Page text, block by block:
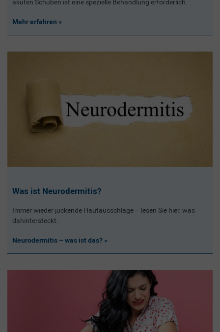
akuten Schüben ist eine spezielle Behandlung erforderlich.
Mehr erfahren
Was ist Neurodermitis?
Immer wieder juckende Hautausschläge – lesen Sie hier, was
dahintersteckt.
Neurodermitis – was ist das?